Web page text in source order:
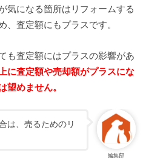
気になる箇所はリフォームする
、査定額にもプラスです。
も査定額にはプラスの影響があ
に査定額や売却額がプラスにな
望めません。
編集部
は、売るためのリ